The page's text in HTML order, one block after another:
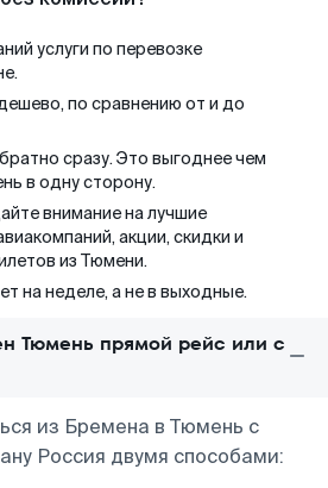
услуги по перевозке
по сравнению от и до
сразу. Это выгоднее чем
в одну сторону.
внимание на лучшие
акции, скидки и
из Тюмени.
на неделе, а не в выходные.
Тюмень прямой рейс или с
из Бремена в Тюмень с
Россия двумя способами: